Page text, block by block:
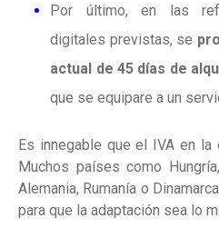
Por último, en las
digitales previstas, se
actual de 45 días de
que se equipare a un
Es innegable que el IVA en la
Muchos países como
Alemania, Rumanía o
para que la adaptación sea lo